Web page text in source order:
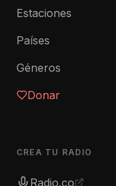
Estaciones
Países
Géneros
Donar
CREA TU RADIO
Radio.co